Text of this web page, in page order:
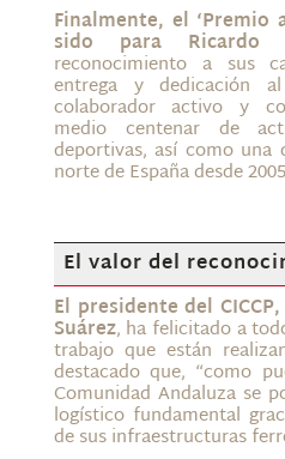
Finalmente, el ‘Premio
sido para Ricardo
reconocimiento a sus
entrega y dedicación
colaborador activo y
medio centenar de
deportivas, así como una
norte de España desde
El valor del
El presidente del
Suárez, ha felicitado a
trabajo que están
destacado que, “como
Comunidad Andaluza se
logístico fundamental
de sus infraestructuras